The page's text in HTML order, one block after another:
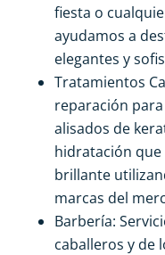
fiesta o
ayudamos a
elegantes y
Tratamientos
reparación
alisados de
hidratación
brillante
marcas del
Barbería:
caballeros y de